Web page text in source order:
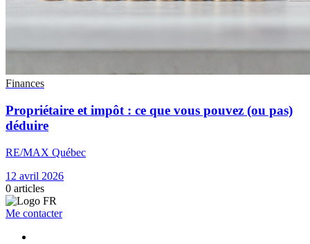
Finances
Propriétaire et impôt : ce que vous pouvez (ou pas)
déduire
RE/MAX Québec
12 avril 2026
0 articles
Me contacter